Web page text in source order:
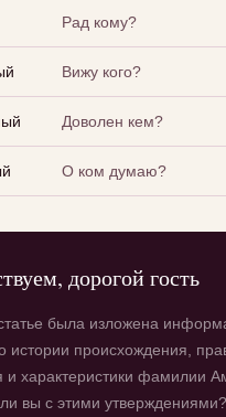
Рад кому?
Вижу кого?
Доволен кем?
О ком думаю?
дорогой гость
была изложена
истории происхождения,
и характеристики фамилии
вы с этими